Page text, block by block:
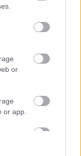
or
or app.
a jelentkezőket.